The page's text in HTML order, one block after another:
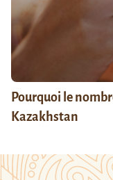
Pourquoi le
Kazakhstan